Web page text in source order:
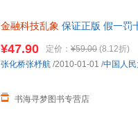
金融科技乱象 保证正版 假一罚
¥47.90 定价： ¥59.00 (8.12折)
书海寻梦图书专营店
张化桥张杼航 /2010-01-01 /中国人